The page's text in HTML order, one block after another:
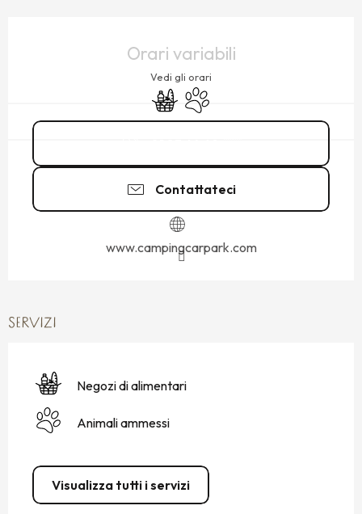
Orari variabili
Vedi gli orari
Negozi di alimentari
Animali ammessi
Contattateci
www.campingcarpark.com
SERVIZI
Negozi di alimentari
Animali ammessi
Visualizza tutti i servizi